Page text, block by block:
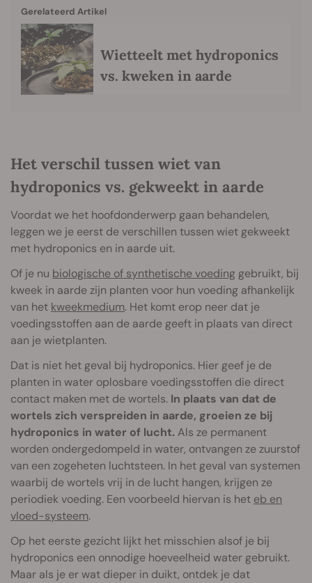
Gerelateerd Artikel
Wietteelt met hydroponics
vs. kweken in aarde
Het verschil tussen wiet van
hydroponics vs. gekweekt in aarde
Voordat we het hoofdonderwerp gaan behandelen,
leggen we je eerst de verschillen tussen wiet gekweekt
met hydroponics en in aarde uit.
Of je nu biologische of synthetische voeding gebruikt, bij
kweek in aarde zijn planten voor hun voeding afhankelijk
van het kweekmedium. Het komt erop neer dat je
voedingsstoffen aan de aarde geeft in plaats van direct
aan je wietplanten.
Dat is niet het geval bij hydroponics. Hier geef je de
planten in water oplosbare voedingsstoffen die direct
contact maken met de wortels. In plaats van dat de
wortels zich verspreiden in aarde, groeien ze bij
hydroponics in water of lucht. Als ze permanent
worden ondergedompeld in water, ontvangen ze zuurstof
van een zogeheten luchtsteen. In het geval van systemen
waarbij de wortels vrij in de lucht hangen, krijgen ze
periodiek voeding. Een voorbeeld hiervan is het eb en
vloed-systeem.
Op het eerste gezicht lijkt het misschien alsof je bij
hydroponics een onnodige hoeveelheid water gebruikt.
Maar als je er wat dieper in duikt, ontdek je dat